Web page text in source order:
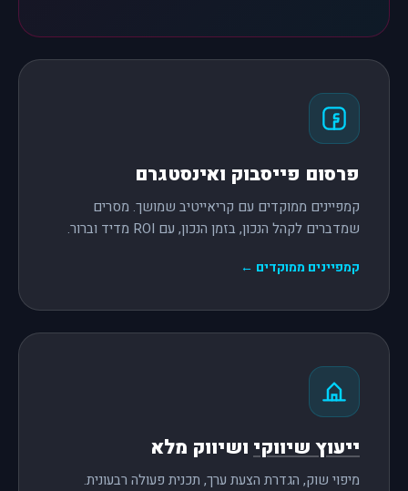
פרסום פייסבוק ואינסטגרם
קמפיינים ממוקדים עם קריאייטיב שמושך. מסרים
שמדברים לקהל הנכון, בזמן הנכון, עם ROI מדיד וברור.
קמפיינים ממוקדים ←
ייעוץ שיווקי ושיווק מלא
מיפוי שוק, הגדרת הצעת ערך, תכנית פעולה רבעונית.